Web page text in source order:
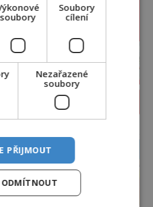
ČASOPIS
soubory
Soubory
cílení
Nezařazené
soubory
PŘIJMOUT
ODMÍTNOUT